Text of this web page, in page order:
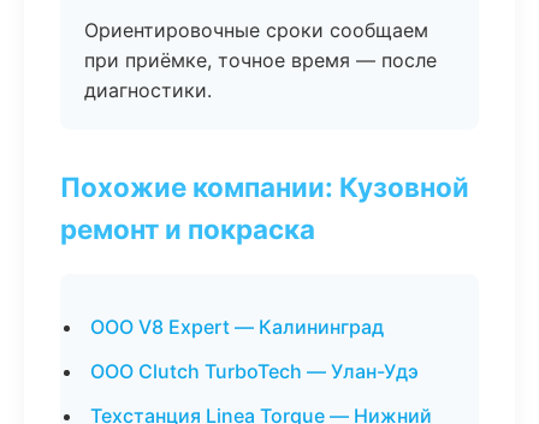
Ориентировочные сроки сообщаем
при приёмке, точное время — после
диагностики.
Похожие компании: Кузовной
ремонт и покраска
ООО V8 Expert — Калининград
ООО Clutch TurboTech — Улан-Удэ
Техстанция Linea Torque — Нижний